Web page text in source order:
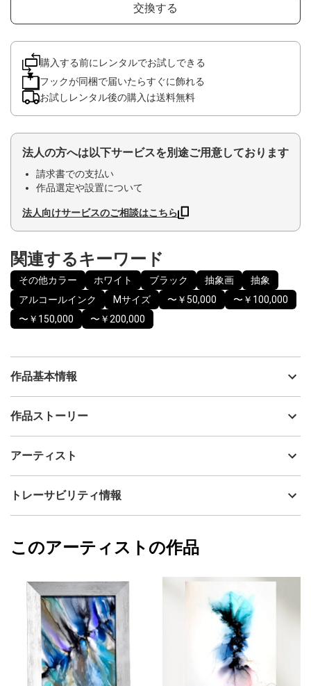
交換する
購入する前にレンタルでお試しできる
フックが同梱で届いたらすぐに飾れる
お試しレンタル後の購入は送料無料
法人の方へは以下サービスを別途ご用意しております
請求書での支払い
作品選定や設置について
法人向けサービスのご相談はこちら
関連するキーワード
その他カラー ホワイト ブラック 抽象画
抽象
アルコールインク
Mサイズ 〜￥50,000
〜￥100,000
〜￥150,000
〜￥200,000
作品基本情報
出品者
制作年
アルコールインク
カラー
その他カラー
ジャンル
抽象画
配送目安
二週間以内
作品ストーリー
原画サイズ：400×300mm
黒と白、その境界を、穏やかに包み込むように繊細なゴールドの
光の角度によって艶やゴールドなどの表情が変わるため、1日を通
して楽しめます。
リビングや寝室に飾ることで、空間に落ち着きと品格をもたら
し、日々の中で心のバランスを整えるような穏やかな力を与えて
くれる作品です。
アーティスト
ナカジマ ユウコ
フォローする
トレーサビリティ情報
ナカジマ ユウコ
このアーティストの作品